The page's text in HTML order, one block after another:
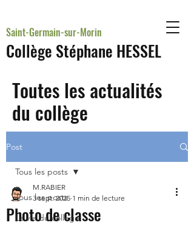
Collège Stéphane HESSEL
Saint-Germain-sur-Morin
Toutes les actualités
du collège
Post
Tous les posts
La vie du collège
Tous les posts
Photo de classe
M.RABIER
3 sept. 2025 1 min de lecture